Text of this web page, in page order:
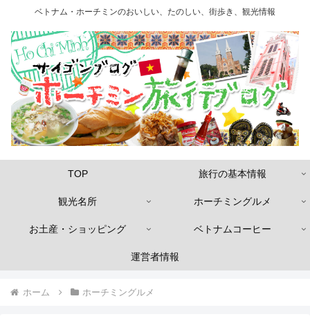
ベトナム・ホーチミンのおいしい、たのしい、街歩き、観光情報
TOP 旅行の基本情報
観光名所 ホーチミングルメ
お土産・ショッピング ベトナムコーヒー
運営者情報
ホーム ホーチミングルメ